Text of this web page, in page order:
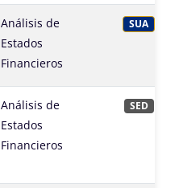
Análisis de
Estados
Financieros
SUA
Análisis de
Estados
Financieros
SED